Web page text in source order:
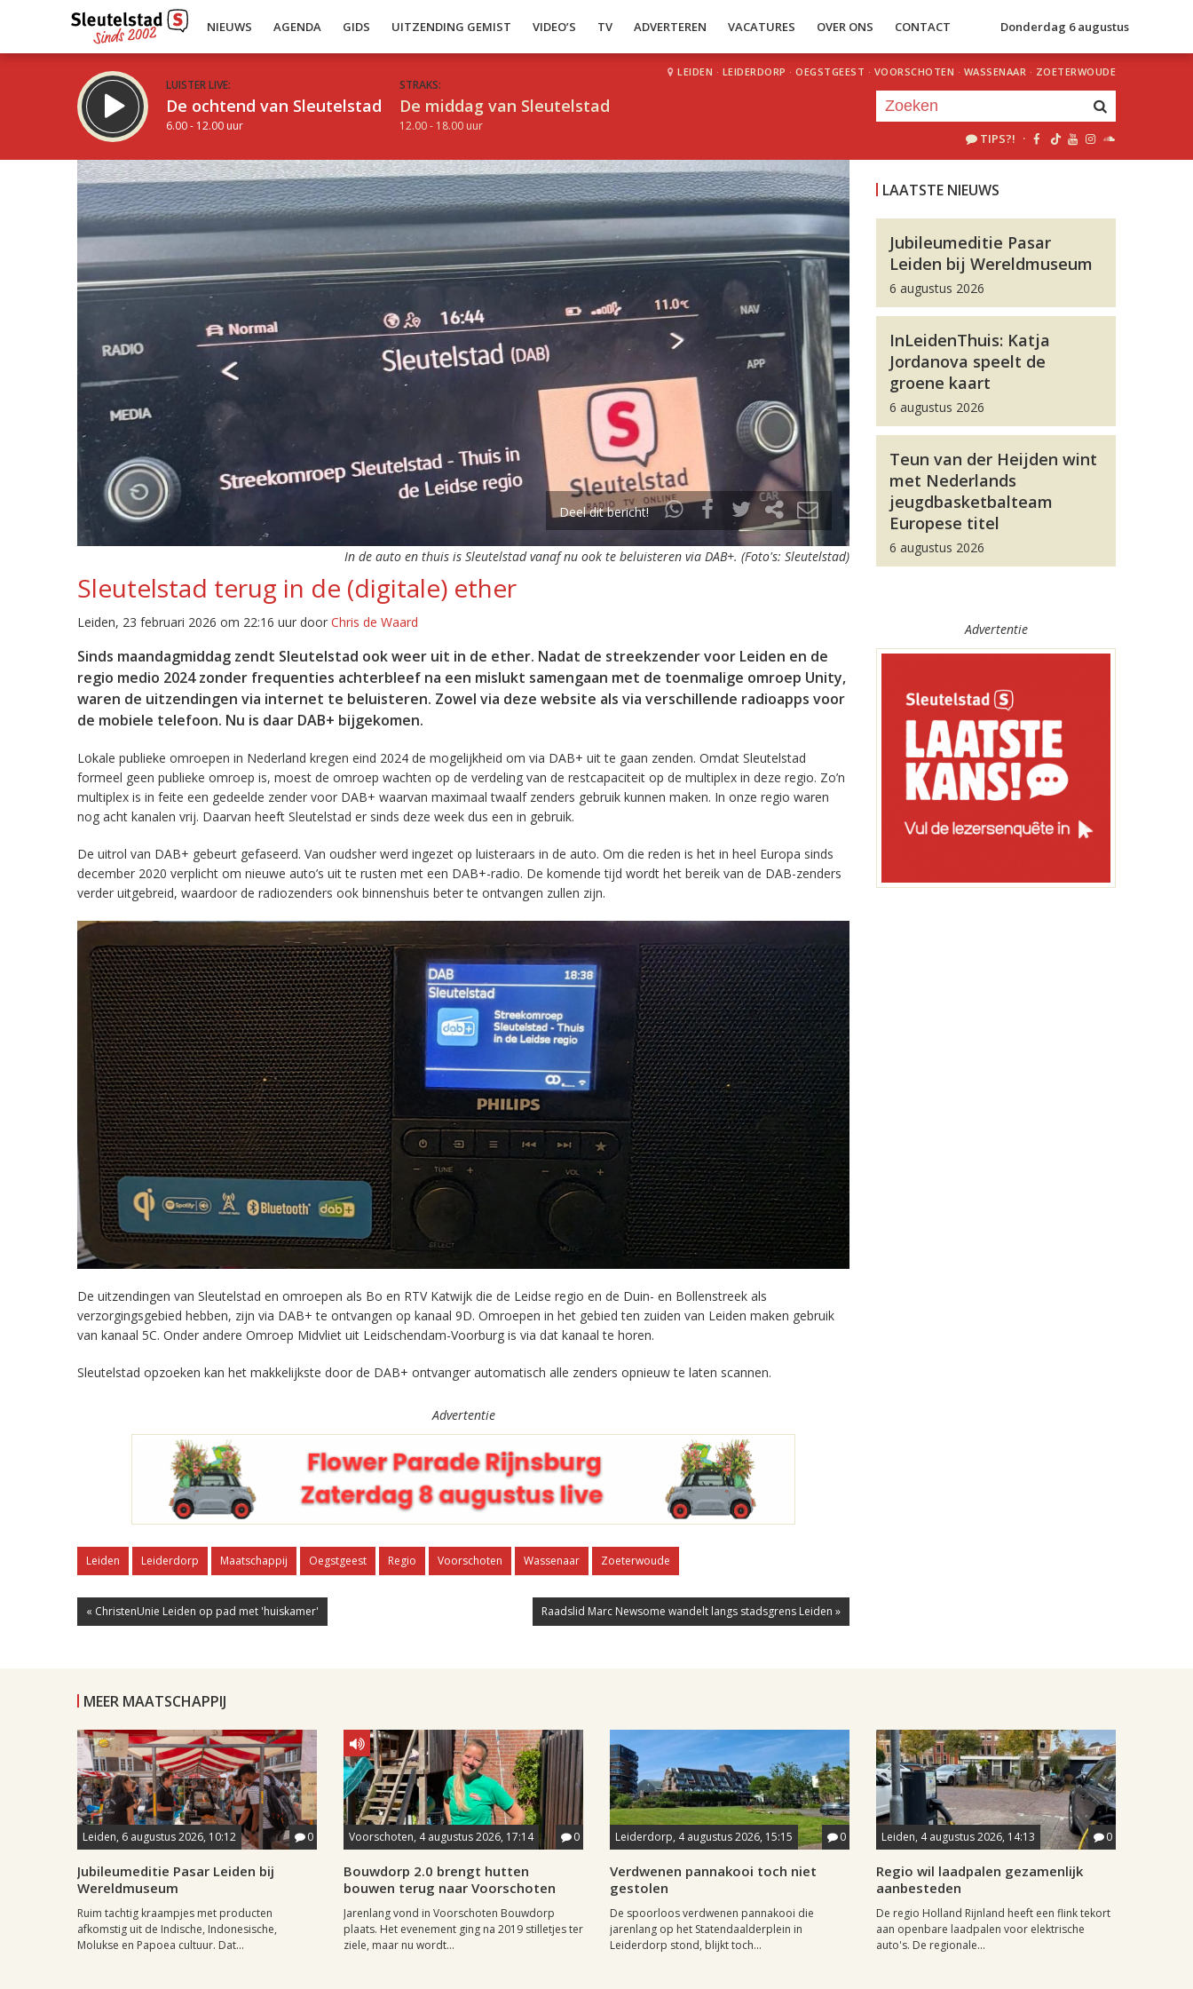
NIEUWS AGENDA GIDS UITZENDING GEMIST VIDEO’S TV ADVERTEREN VACATURES OVER ONS CONTACT Donderdag 6 augustus
LUISTER LIVE:
De ochtend van Sleutelstad
6.00 - 12.00 uur
STRAKS:
De middag van Sleutelstad
12.00 - 18.00 uur
LEIDEN · LEIDERDORP · OEGSTGEEST · VOORSCHOTEN · WASSENAAR · ZOETERWOUDE
TIPS?! ·
Deel dit bericht!
In de auto en thuis is Sleutelstad vanaf nu ook te beluisteren via DAB+. (Foto's: Sleutelstad)
Sleutelstad terug in de (digitale) ether
Leiden, 23 februari 2026 om 22:16 uur door Chris de Waard
Sinds maandagmiddag zendt Sleutelstad ook weer uit in de ether. Nadat de streekzender voor Leiden en de
regio medio 2024 zonder frequenties achterbleef na een mislukt samengaan met de toenmalige omroep Unity,
waren de uitzendingen via internet te beluisteren. Zowel via deze website als via verschillende radioapps voor
de mobiele telefoon. Nu is daar DAB+ bijgekomen.
Lokale publieke omroepen in Nederland kregen eind 2024 de mogelijkheid om via DAB+ uit te gaan zenden. Omdat Sleutelstad
formeel geen publieke omroep is, moest de omroep wachten op de verdeling van de restcapaciteit op de multiplex in deze regio. Zo’n
multiplex is in feite een gedeelde zender voor DAB+ waarvan maximaal twaalf zenders gebruik kunnen maken. In onze regio waren
nog acht kanalen vrij. Daarvan heeft Sleutelstad er sinds deze week dus een in gebruik.
De uitrol van DAB+ gebeurt gefaseerd. Van oudsher werd ingezet op luisteraars in de auto. Om die reden is het in heel Europa sinds
december 2020 verplicht om nieuwe auto’s uit te rusten met een DAB+-radio. De komende tijd wordt het bereik van de DAB-zenders
verder uitgebreid, waardoor de radiozenders ook binnenshuis beter te ontvangen zullen zijn.
De uitzendingen van Sleutelstad en omroepen als Bo en RTV Katwijk die de Leidse regio en de Duin- en Bollenstreek als
verzorgingsgebied hebben, zijn via DAB+ te ontvangen op kanaal 9D. Omroepen in het gebied ten zuiden van Leiden maken gebruik
van kanaal 5C. Onder andere Omroep Midvliet uit Leidschendam-Voorburg is via dat kanaal te horen.
Sleutelstad opzoeken kan het makkelijkste door de DAB+ ontvanger automatisch alle zenders opnieuw te laten scannen.
Advertentie
Leiden Leiderdorp Maatschappij Oegstgeest Regio Voorschoten Wassenaar Zoeterwoude
« ChristenUnie Leiden op pad met 'huiskamer' Raadslid Marc Newsome wandelt langs stadsgrens Leiden »
LAATSTE NIEUWS
Jubileumeditie Pasar
Leiden bij Wereldmuseum
6 augustus 2026
InLeidenThuis: Katja
Jordanova speelt de
groene kaart
6 augustus 2026
Teun van der Heijden wint
met Nederlands
jeugdbasketbalteam
Europese titel
6 augustus 2026
Advertentie
MEER MAATSCHAPPIJ
Leiden, 6 augustus 2026, 10:12 0
Jubileumeditie Pasar Leiden bij
Wereldmuseum
Ruim tachtig kraampjes met producten
afkomstig uit de Indische, Indonesische,
Molukse en Papoea cultuur. Dat...
Voorschoten, 4 augustus 2026, 17:14 0
Bouwdorp 2.0 brengt hutten
bouwen terug naar Voorschoten
Jarenlang vond in Voorschoten Bouwdorp
plaats. Het evenement ging na 2019 stilletjes ter
ziele, maar nu wordt...
Leiderdorp, 4 augustus 2026, 15:15 0
Verdwenen pannakooi toch niet
gestolen
De spoorloos verdwenen pannakooi die
jarenlang op het Statendaalderplein in
Leiderdorp stond, blijkt toch...
Leiden, 4 augustus 2026, 14:13 0
Regio wil laadpalen gezamenlijk
aanbesteden
De regio Holland Rijnland heeft een flink tekort
aan openbare laadpalen voor elektrische
auto's. De regionale...